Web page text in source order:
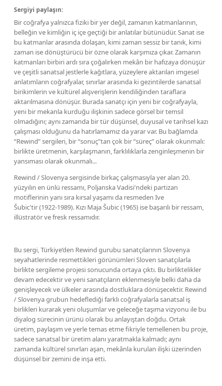
Bir coğrafya yalnızca fiziki bir yer değil, zamanın katmanlarının,
belleğin ve kimliğin iç içe geçtiği bir anlatılar bütünüdür. Sanat ise
bu katmanlar arasında dolaşan, kimi zaman sessiz bir tanık, kimi
zaman ise dönüştürücü bir özne olarak karşımıza çıkar. Zamanın
katmanları birbiri ardı sıra çoğalırken mekân bir hafızaya dönüşür
ve çeşitli sanatsal jestlerle kağıtlara, yüzeylere aktarılan imgesel
anlatımların coğrafyalar, sınırlar arasında ki gezintilerde sanatsal
birikimlerin ve kültürel alışverişlerin kendiliğinden taraflara
aktarılmasına dönüşür. Burada sanatçı için yeni bir coğrafyayla,
yeni bir mekanla kurduğu ilişkinin sadece görsel bir temsil
olmadığını; aynı zamanda bir tür düşünsel, duyusal ve tarihsel kazı
çalışması olduğunu da hatırlamamız da yarar var. Bu bağlamda
“Rewind” sergileri, bir “sonuç”tan çok bir “süreç” olarak okunmalı:
birlikte üretmenin, karşılaşmanın, farklılıklarla zenginleşmenin bir
yansıması olarak okunmalı...
Rewind / Slovenya sergisinde birkaç çalışmasıyla yer alan 20.
yüzyılın en ünlü ressamı, Poljanska Vadisi'ndeki partizan
motiflerinin yanı sıra kırsal yaşamı da resmeden Ive
Šubic'tir (1922-1989). Kızı Maja Šubic (1965) ise başarılı bir ressam,
illüstratör ve fresk ressamıdır.
Bu sergi, Türkiye’den Rewind gurubu sanatçılarının Slovenya
seyahatlerinde resmettikleri görünümleri Sloven sanatçılarla
birlikte sergileme projesi sonucunda ortaya çıktı. Bu birliktelikler
devam edecektir ve yeni sanatçıların eklenmesiyle belki daha da
genişleyecek ve ülkeler arasında dostluklara dönüşecektir. Rewind
/ Slovenya grubun hedeflediği farklı coğrafyalarla sanatsal iş
birlikleri kurarak yeni oluşumlar ve geleceğe taşıma vizyonu ile bu
diyalog sürecinin ürünü olarak bu anlayıştan doğdu. Ortak
üretim, paylaşım ve yerle temas etme fikriyle temellenen bu proje,
sadece sanatsal bir üretim alanı yaratmakla kalmadı; aynı
zamanda kültürel sınırları aşan, mekânla kurulan ilişki üzerinden
düşünsel bir zemini de inşa etti.
Sergiyi paylaşın: